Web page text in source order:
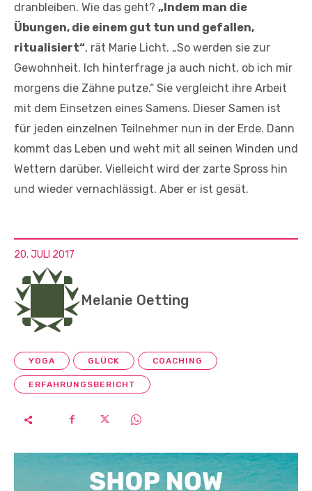
dranbleiben. Wie das geht? „Indem man die
Übungen, die einem gut tun und gefallen,
ritualisiert“, rät Marie Licht. „So werden sie zur
Gewohnheit. Ich hinterfrage ja auch nicht, ob ich mir
morgens die Zähne putze.“ Sie vergleicht ihre Arbeit
mit dem Einsetzen eines Samens. Dieser Samen ist
für jeden einzelnen Teilnehmer nun in der Erde. Dann
kommt das Leben und weht mit all seinen Winden und
Wettern darüber. Vielleicht wird der zarte Spross hin
und wieder vernachlässigt. Aber er ist gesät.
20. JULI 2017
Melanie Oetting
YOGA GLÜCK COACHING
ERFAHRUNGSBERICHT